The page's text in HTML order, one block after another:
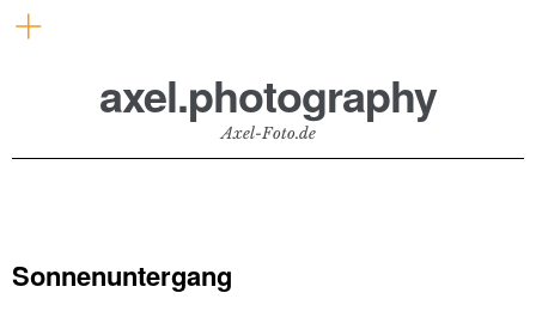
axel.photography
Axel-Foto.de
Sonnenuntergang